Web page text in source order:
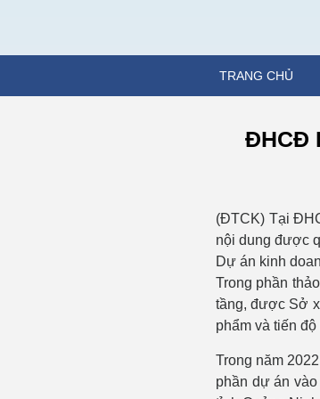
TRANG CHỦ
ĐHCĐ
(ĐTCK) Tại
nội dung được
Dự án kinh
Trong phần
tầng, được Sở
phẩm và tiến
Trong năm
phần dự án